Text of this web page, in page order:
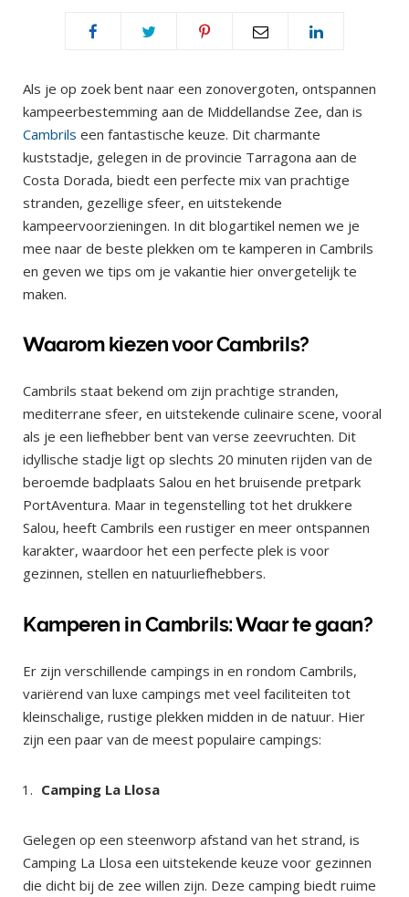
Als je op zoek bent naar een zonovergoten, ontspannen
kampeerbestemming aan de Middellandse Zee, dan is
Cambrils een fantastische keuze. Dit charmante
kuststadje, gelegen in de provincie Tarragona aan de
Costa Dorada, biedt een perfecte mix van prachtige
stranden, gezellige sfeer, en uitstekende
kampeervoorzieningen. In dit blogartikel nemen we je
mee naar de beste plekken om te kamperen in Cambrils
en geven we tips om je vakantie hier onvergetelijk te
maken.
Waarom kiezen voor Cambrils?
Cambrils staat bekend om zijn prachtige stranden,
mediterrane sfeer, en uitstekende culinaire scene, vooral
als je een liefhebber bent van verse zeevruchten. Dit
idyllische stadje ligt op slechts 20 minuten rijden van de
beroemde badplaats Salou en het bruisende pretpark
PortAventura. Maar in tegenstelling tot het drukkere
Salou, heeft Cambrils een rustiger en meer ontspannen
karakter, waardoor het een perfecte plek is voor
gezinnen, stellen en natuurliefhebbers.
Kamperen in Cambrils: Waar te gaan?
Er zijn verschillende campings in en rondom Cambrils,
variërend van luxe campings met veel faciliteiten tot
kleinschalige, rustige plekken midden in de natuur. Hier
zijn een paar van de meest populaire campings:
Camping La Llosa
Gelegen op een steenworp afstand van het strand, is
Camping La Llosa een uitstekende keuze voor gezinnen
die dicht bij de zee willen zijn. Deze camping biedt ruime